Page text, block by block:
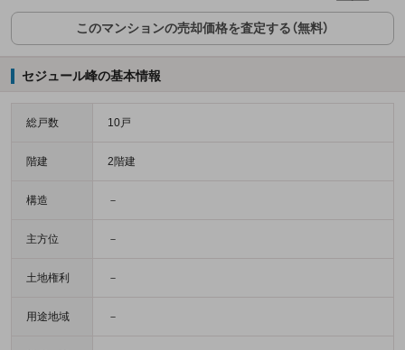
このマンションの売却価格を査定する（無料）
セジュール峰の基本情報
総戸数 10戸
階建 2階建
構造 －
主方位 －
土地権利 －
用途地域 －